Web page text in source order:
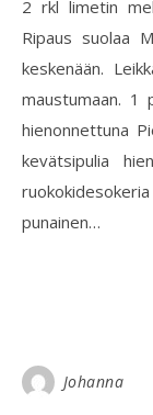
2 rkl limetin
Ripaus suolaa
keskenään.
maustumaan. 1
hienonnettuna
kevätsipulia
punainen…
Johanna